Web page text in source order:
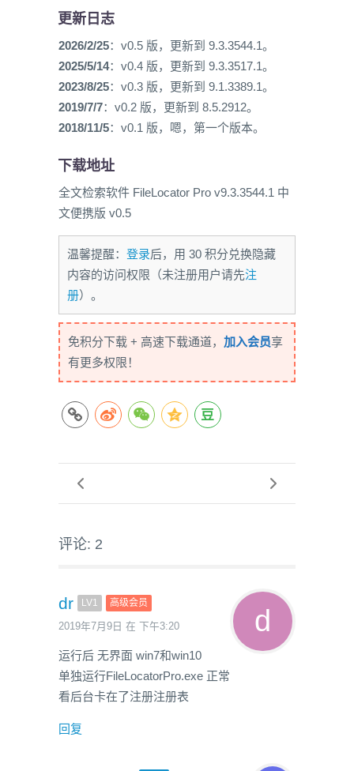
更新日志
2026/2/25：v0.5 版，更新到 9.3.3544.1。
2025/5/14：v0.4 版，更新到 9.3.3517.1。
2023/8/25：v0.3 版，更新到 9.1.3389.1。
2019/7/7：v0.2 版，更新到 8.5.2912。
2018/11/5：v0.1 版，嗯，第一个版本。
下载地址
全文检索软件 FileLocator Pro v9.3.3544.1 中
文便携版 v0.5
温馨提醒： 登录后，用 30 积分兑换隐藏
内容的访问权限（未注册用户请先注
册）。
免积分下载 + 高速下载通道， 加入会员享
有更多权限！
评论: 2
dr LV1 高级会员
2019年7月9日 在 下午3:20
运行后 无界面 win7和win10
单独运行FileLocatorPro.exe 正常
看后台卡在了注册注册表
回复